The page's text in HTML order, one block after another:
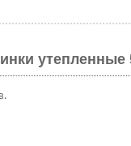
утепленные